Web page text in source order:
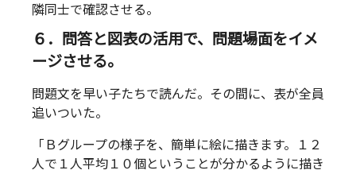
隣同士で確認させる。
６．問答と図表の活用で、問題場面をイメ
ージさせる。
問題文を早い子たちで読んだ。その間に、表が全員
追いついた。
「Ｂグループの様子を、簡単に絵に描きます。１２
人で１人平均１０個ということが分かるように描き